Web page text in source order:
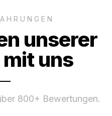
unserer
uns
800+ Bewertungen.